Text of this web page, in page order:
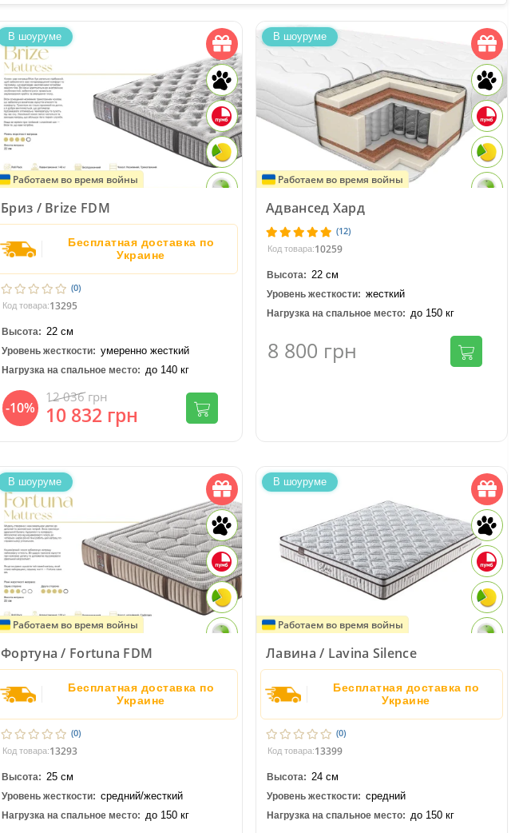
В шоуруме
Работаем во время войны
Бриз / Brize FDM
Бесплатная доставка по
Украине
(0)
Код товара:13295
Высота: 22 см
Уровень жесткости: умеренно жесткий
Нагрузка на спальное место: до 140 кг
-10%
12 036 грн
10 832 грн
В шоуруме
Работаем во время войны
Адвансед Хард
(12)
Код товара:10259
Высота: 22 см
Уровень жесткости: жесткий
Нагрузка на спальное место: до 150 кг
8 800 грн
В шоуруме
Работаем во время войны
Фортуна / Fortuna FDM
Бесплатная доставка по
Украине
(0)
Код товара:13293
Высота: 25 см
Уровень жесткости: средний/жесткий
Нагрузка на спальное место: до 150 кг
В шоуруме
Работаем во время войны
Лавина / Lavina Silence
Бесплатная доставка по
Украине
(0)
Код товара:13399
Высота: 24 см
Уровень жесткости: средний
Нагрузка на спальное место: до 150 кг